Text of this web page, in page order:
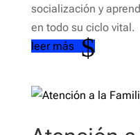
socialización y
en todo su ciclo vital.
leer más